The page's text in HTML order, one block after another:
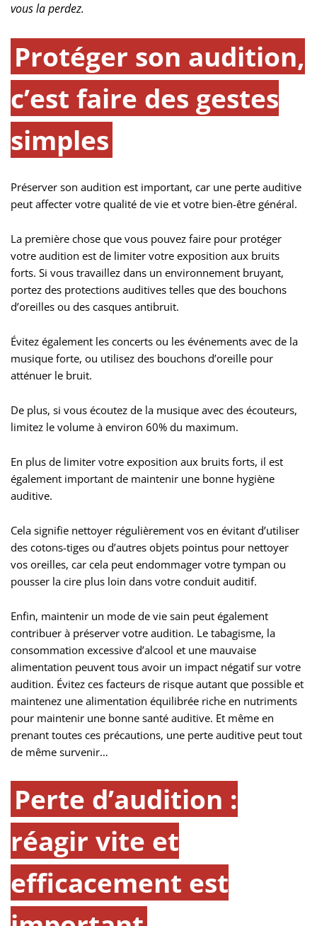
vous la perdez.
Protéger son audition,
c’est faire des gestes
simples
Préserver son audition est important, car une perte auditive
peut affecter votre qualité de vie et votre bien-être général.
La première chose que vous pouvez faire pour protéger
votre audition est de limiter votre exposition aux bruits
forts. Si vous travaillez dans un environnement bruyant,
portez des protections auditives telles que des bouchons
d’oreilles ou des casques antibruit.
Évitez également les concerts ou les événements avec de la
musique forte, ou utilisez des bouchons d’oreille pour
atténuer le bruit.
De plus, si vous écoutez de la musique avec des écouteurs,
limitez le volume à environ 60% du maximum.
En plus de limiter votre exposition aux bruits forts, il est
également important de maintenir une bonne hygiène
auditive.
Cela signifie nettoyer régulièrement vos en évitant d’utiliser
des cotons-tiges ou d’autres objets pointus pour nettoyer
vos oreilles, car cela peut endommager votre tympan ou
pousser la cire plus loin dans votre conduit auditif.
Enfin, maintenir un mode de vie sain peut également
contribuer à préserver votre audition. Le tabagisme, la
consommation excessive d’alcool et une mauvaise
alimentation peuvent tous avoir un impact négatif sur votre
audition. Évitez ces facteurs de risque autant que possible et
maintenez une alimentation équilibrée riche en nutriments
pour maintenir une bonne santé auditive. Et même en
prenant toutes ces précautions, une perte auditive peut tout
de même survenir…
Perte d’audition :
réagir vite et
efficacement est